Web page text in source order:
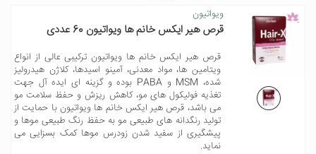
ویواتیون
قرص هیر ایکس خانم ها ویواتیون 60 عددی
قرص هیر ایکس خانم ها ویواتیون ترکیبی عالی از انواع
ویتامین ها، مواد معدنی، آمینو اسیدها، کلاژن هیدرولیز
شده، MSM و PABA بوده و گزینه ای ایده آل جهت
تغذیه فولیکول های مو، کاهش ریزش و حفظ سلامت مو
می باشد، قرص هیر ایکس خانم ها ویواتیون با حمایت از
تولید رنگدانه های طبیعی مو به حفظ رنگ طبیعی موها و
پیشگیری از سفید شدن زودرس موها کمک بسزایی می
نماید.